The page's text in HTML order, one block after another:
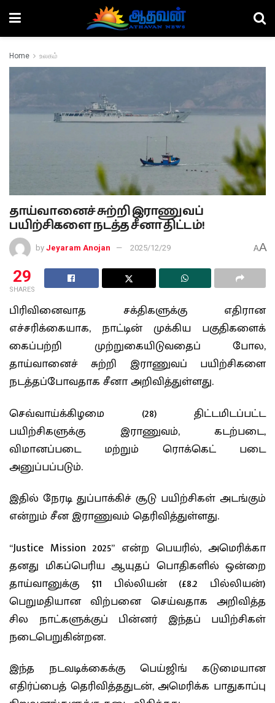
Home உலகம்
தாய்வானைச் சுற்றி இராணுவப்
பயிற்சிகளை நடத்த சீனா திட்டம்!
by Jeyaram Anojan 2025/12/29 AA
29
SHARES
பிரிவினைவாத சக்திகளுக்கு எதிரான
எச்சரிக்கையாக, நாட்டின் முக்கிய பகுதிகளைக்
கைப்பற்றி முற்றுகையிடுவதைப் போல,
தாய்வானைச் சுற்றி இராணுவப் பயிற்சிகளை
நடத்தப்போவதாக சீனா அறிவித்துள்ளது.
செவ்வாய்க்கிழமை (28) திட்டமிடப்பட்ட
பயிற்சிகளுக்கு இராணுவம், கடற்படை,
விமானப்படை மற்றும் ரொக்கெட் படை
அனுப்பப்படும்.
இதில் நேரடி துப்பாக்கிச் சூடு பயிற்சிகள் அடங்கும்
என்றும் சீன இராணுவம் தெரிவித்துள்ளது.
“Justice Mission 2025” என்ற பெயரில், அமெரிக்கா
தனது மிகப்பெரிய ஆயுதப் பொதிகளில் ஒன்றை
தாய்வானுக்கு $11 பில்லியன் (£8.2 பில்லியன்)
பெறுமதியான விற்பனை செய்வதாக அறிவித்த
சில நாட்களுக்குப் பின்னர் இந்தப் பயிற்சிகள்
நடைபெறுகின்றன.
இந்த நடவடிக்கைக்கு பெய்ஜிங் கடுமையான
எதிர்ப்பைத் தெரிவித்ததுடன், அமெரிக்க பாதுகாப்பு